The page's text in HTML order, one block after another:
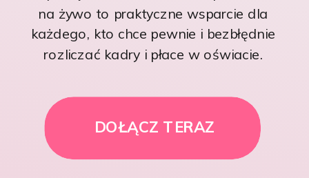
na żywo to praktyczne wsparcie dla
każdego, kto chce pewnie i bezbłędnie
rozliczać kadry i płace w oświacie.
DOŁĄCZ TERAZ